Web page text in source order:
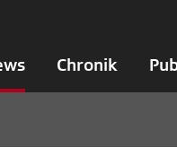
Chronik